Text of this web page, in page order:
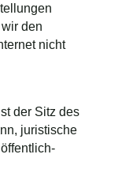
den
nicht
der Sitz des
juristische